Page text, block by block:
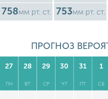
758мм рт. ст. 753мм рт. ст.
ПРОГНОЗ
27
ПН
28
ВТ
29
СР
30
ЧТ
31
ПТ
1
СБ